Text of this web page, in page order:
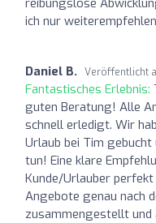
ich nur
Daniel B. Veröffentlicht
Fantastisches Erlebnis:
guten Beratung! Alle
schnell erledigt. Wir
Urlaub bei Tim
tun! Eine klare
Kunde/Urlauber
Angebote genau nach
zusammengestellt und